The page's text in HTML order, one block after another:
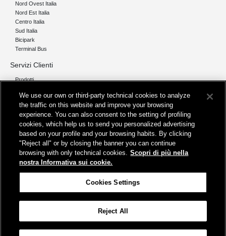
Nord Ovest Italia
Nord Est Italia
Centro Italia
Sud Italia
Bicipark
Terminal Bus
Servizi Clienti
Prodotti
Chi siamo
I nostri pilastri
Servizi
Info
Protezione Dati Personali
We use our own or third-party technical cookies to analyze
the traffic on this website and improve your browsing
experience. You can also consent to the setting of profiling
cookies, which help us to send you personalized advertising
based on your profile and your browsing habits. By clicking
"Reject all" or by closing the banner you can continue
browsing with only technical cookies. Scopri di più nella
nostra Informativa sui cookie.
Cookies Settings
Reject All